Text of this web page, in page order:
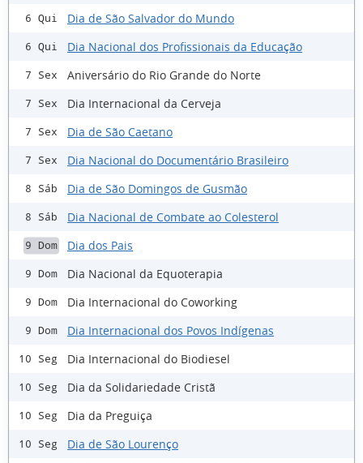
6 Qui Dia de São Salvador do Mundo
6 Qui Dia Nacional dos Profissionais da Educação
7 Sex Aniversário do Rio Grande do Norte
7 Sex Dia Internacional da Cerveja
7 Sex Dia de São Caetano
7 Sex Dia Nacional do Documentário Brasileiro
8 Sáb Dia de São Domingos de Gusmão
8 Sáb Dia Nacional de Combate ao Colesterol
9 Dom Dia dos Pais
9 Dom Dia Nacional da Equoterapia
9 Dom Dia Internacional do Coworking
9 Dom Dia Internacional dos Povos Indígenas
10 Seg Dia Internacional do Biodiesel
10 Seg Dia da Solidariedade Cristã
10 Seg Dia da Preguiça
10 Seg Dia de São Lourenço